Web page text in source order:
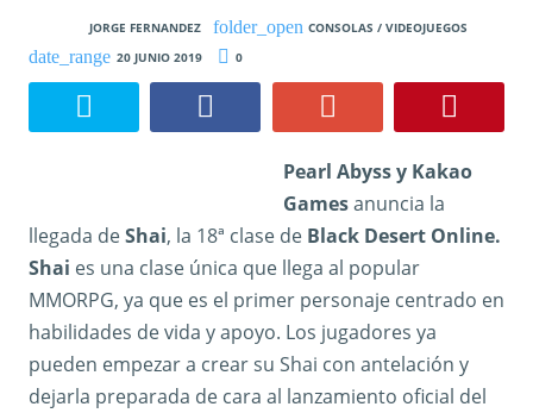
JORGE FERNANDEZ
CONSOLAS / VIDEOJUEGOS
20 JUNIO 2019
0
Pearl Abyss y Kakao
Gamesanuncia la
llegada deShai, la 18ª clase de Black Desert Online.
Shai es una clase única que llega al popular
MMORPG, ya que es el primer personaje centrado en
habilidades de vida y apoyo. Los jugadores ya
pueden empezar a crear su Shai con antelación y
dejarla preparada de cara al lanzamiento oficial del